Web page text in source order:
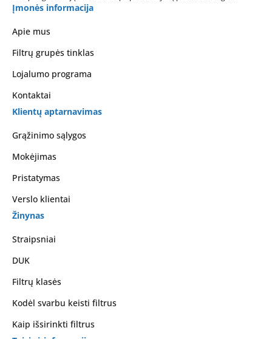
Įmonės informacija
Apie mus
Filtrų grupės tinklas
Lojalumo programa
Kontaktai
Klientų aptarnavimas
Grąžinimo sąlygos
Mokėjimas
Pristatymas
Verslo klientai
Žinynas
Straipsniai
DUK
Filtrų klasės
Kodėl svarbu keisti filtrus
Kaip išsirinkti filtrus